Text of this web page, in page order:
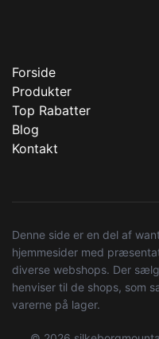
Forside
Produkter
Top Rabatter
Blog
Kontakt
Denne side er en del af
hjemmesider med
diverse webshops. Der
henviser til de shops, som
varerne på lager.